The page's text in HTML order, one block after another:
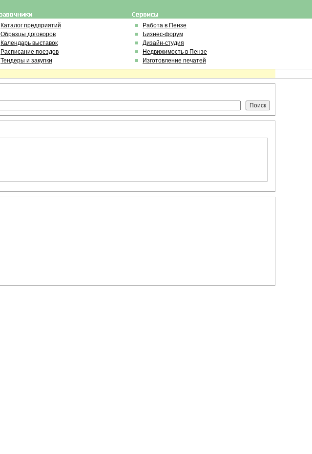
Каталог предприятий
Образцы договоров
Календарь выставок
Расписание поездов
Тендеры и закупки
Работа в Пензе
Бизнес-форум
Дизайн-студия
Недвижимость в Пензе
Изготовление печатей